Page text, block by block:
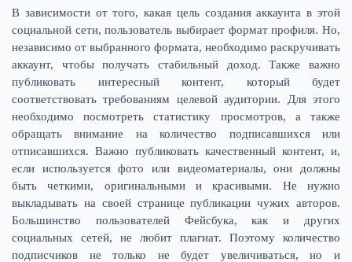
В зависимости от того, какая цель создания аккаунта в этой
социальной сети, пользователь выбирает формат профиля. Но,
независимо от выбранного формата, необходимо раскручивать
аккаунт, чтобы получать стабильный доход. Также важно
публиковать интересный контент, который будет
соответствовать требованиям целевой аудитории. Для этого
необходимо посмотреть статистику просмотров, а также
обращать внимание на количество подписавшихся или
отписавшихся. Важно публиковать качественный контент, и,
если используется фото или видеоматериалы, они должны
быть четкими, оригинальными и красивыми. Не нужно
выкладывать на своей странице публикации чужих авторов.
Большинство пользователей Фейсбука, как и других
социальных сетей, не любит плагиат. Поэтому количество
подписчиков не только не будет увеличиваться, но и